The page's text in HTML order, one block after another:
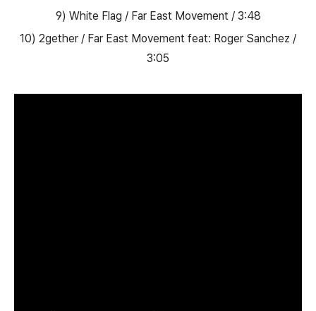
9) White Flag / Far East Movement / 3:48
10) 2gether / Far East Movement feat: Roger Sanchez /
3:05